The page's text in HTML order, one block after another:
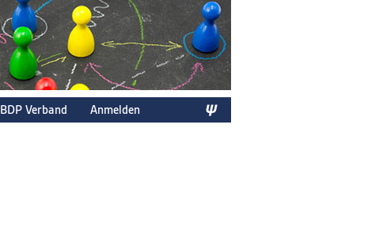
BDP Verband Anmelden